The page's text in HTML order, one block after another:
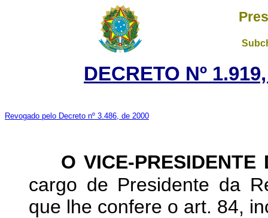
DECRETO Nº
Revogado pelo Decreto nº 3.486, de 2000
O VICE-PRESIDENTE
cargo de Presidente da
que lhe confere o art. 84,